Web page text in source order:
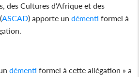
des Cultures d'Afrique et des
ASCAD) apporte undémenti formel à
démenti formel à cette allégation » a